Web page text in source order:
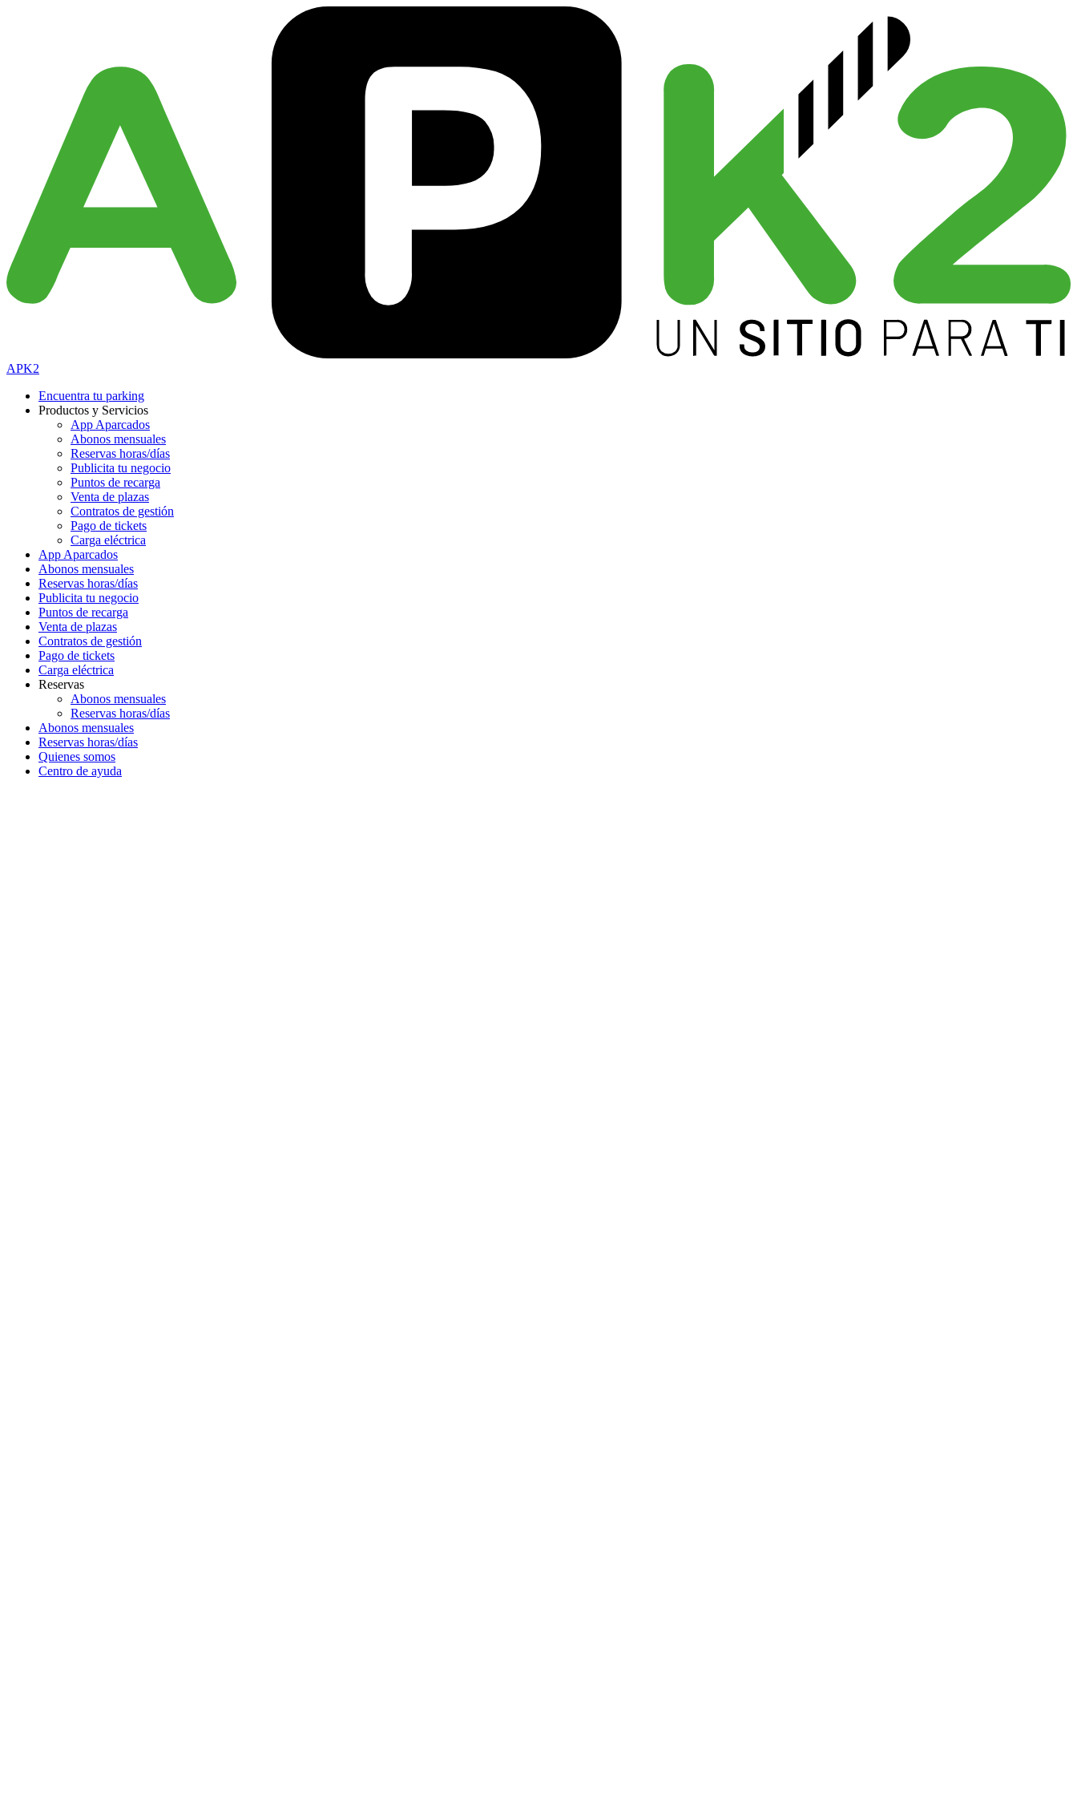
APK2
Encuentra tu parking
Productos y Servicios
App Aparcados
Abonos mensuales
Reservas horas/días
Publicita tu negocio
Puntos de recarga
Venta de plazas
Contratos de gestión
Pago de tickets
Carga eléctrica
App Aparcados
Abonos mensuales
Reservas horas/días
Publicita tu negocio
Puntos de recarga
Venta de plazas
Contratos de gestión
Pago de tickets
Carga eléctrica
Reservas
Abonos mensuales
Reservas horas/días
Abonos mensuales
Reservas horas/días
Quienes somos
Centro de ayuda